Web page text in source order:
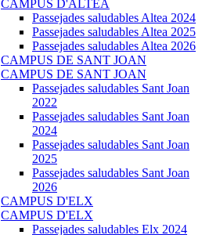
CAMPUS D'ALTEA
Passejades saludables Altea 2024
Passejades saludables Altea 2025
Passejades saludables Altea 2026
CAMPUS DE SANT JOAN
CAMPUS DE SANT JOAN
Passejades saludables Sant Joan
2022
Passejades saludables Sant Joan
2024
Passejades saludables Sant Joan
2025
Passejades saludables Sant Joan
2026
CAMPUS D'ELX
CAMPUS D'ELX
Passejades saludables Elx 2024